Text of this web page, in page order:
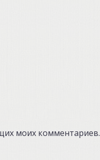
моих комментариев.